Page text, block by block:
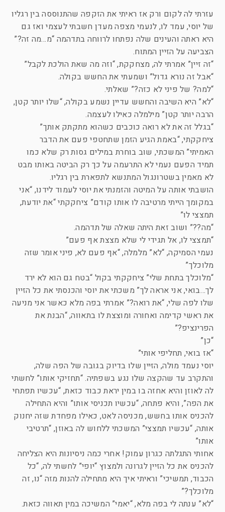
עזרתי לה לקום ורק אז ראיתי את הזקפה שהתנוססה בין רגליו
של יוסי, עמד לו, לנעמי מצפה מעדן חשבתי לעצמי ואז גם
היא ראתה והעינים שלה נפתחו לרווחה בתדהמה “מ…מה זה?”
הצביעה על הזיין המתוח.
“זה זיין” אמרתי לה, מצחקקת, “וזה מה שאת הולכת לקבל”
“אבל זה נורא גדול” ושמעתי את החשש בקולה.
“למה? של פיני לא כזה?” שאלתי.
“לא” היא השיבה והחשש עדיין נשמע בקולה, “שלו יותר קטן,
הרבה יותר קטן” מילמלה כאילו לעצמה.
“בגלל זה את לא רואה כוכבים כשהוא מתקתק אותך”
ציחקקתי, “באמת הגיע הזמן שתחטפי פעם את הדבר
האמיתי” המשכתי, שוב בוחרת במילים גסות רק שלא כמו
תמיד הפעם נעמי לא התרעמה על כך רק הביטה באותו מבט
לא מאמין בשטרונגול המתנשא לתפארת בין רגליו.
הושבתי אותה על המיטה והזמנתי את יוסי לעמוד לידנו, “אני
במקומך הייתי מרטיבה לו אותו קודם” ציחקקתי “את יודעת,
תמצצי לו”
“מה??” ושוב זאת היתה שאלה של תדהמה.
“תמצצי לו, אל תגידי לי שלא מצצת אף פעם”
נעמי הסמיקה, “לא” מלמלה, “אף פעם לא, פיני אומר שזה
מלוכלך”
“מלוכלך בתחת שלי” ציחקקתי בקול “בטח גם הוא לא ירד
לך…בואי, אני אראה לך” משכתי את יוסי והכנסתי את כל הזיין
שלו לפה שלי, “את רואה?” אמרתי בפה מלא כאשר אני מניעה
את ראשי קדימה ואחורה ומוצצת לו בתאווה, “הבנת את
הפרינציפ?”
“כן”
“אז בואי, תחליפי אותי”
יוסי נעמד מולה, הזיין שלו בדיוק בגובה של הפה שלה,
והתקרב עד שהקצה שלו נגע בשפתיה. “תחזיקי אותו” לחשתי
לה לאוזן והיא אחזה בו במין יראת כבוד כזאת, “עכשיו תפתחי
את הפה”, והיא פתחה, “עכשיו תכניסי אותו” והיא התחילה
להכניס אותו בחשש, מכניסה לאט, כאילו מפחדת שזה יחנוק
אותה, “עכשיו תמצצי” המשכתי ללחוש לה באוזן, “תרטיבי
אותו”
אחותי התגלתה כגרון עמוק! אחרי כמה ניסיונות היא הצליחה
להכניס את כל הזיין לגרונה ולמצוץ “יופי” לחשתי לה, “כל
הכבוד, תמשיכי” וראיתי איך היא מתחילה להנות מזה “נו, זה
מלוכלך?”
“לא” ענתה לי בפה מלא, “יאמי” המשיכה במין תאווה כזאת.